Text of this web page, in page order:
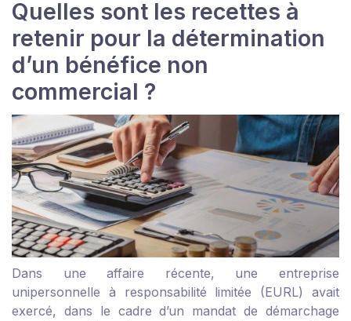
Quelles sont les recettes à
retenir pour la détermination
d’un bénéfice non
commercial ?
Dans une affaire récente, une entreprise
unipersonnelle à responsabilité limitée (EURL) avait
exercé, dans le cadre d’un mandat de démarchage